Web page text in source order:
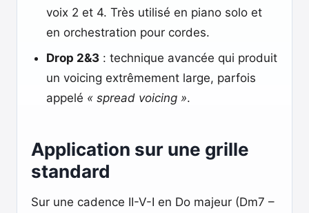
voix 2 et 4. Très utilisé en piano solo et
en orchestration pour cordes.
Drop 2&3 : technique avancée qui produit
un voicing extrêmement large, parfois
appelé « spread voicing ».
Application sur une grille
standard
Sur une cadence II-V-I en Do majeur (Dm7 –